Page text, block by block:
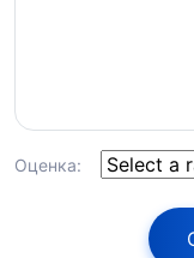
Оценка: